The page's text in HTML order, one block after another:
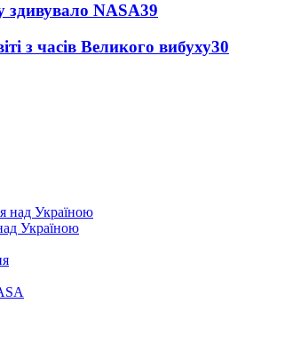
здивувало NASA39
з часів Великого вибуху30
Україною